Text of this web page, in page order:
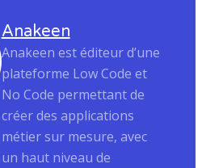
Anakeen
Anakeen est éditeur d’une
plateforme Low Code et
No Code permettant de
créer des applications
métier sur mesure, avec
un haut niveau de